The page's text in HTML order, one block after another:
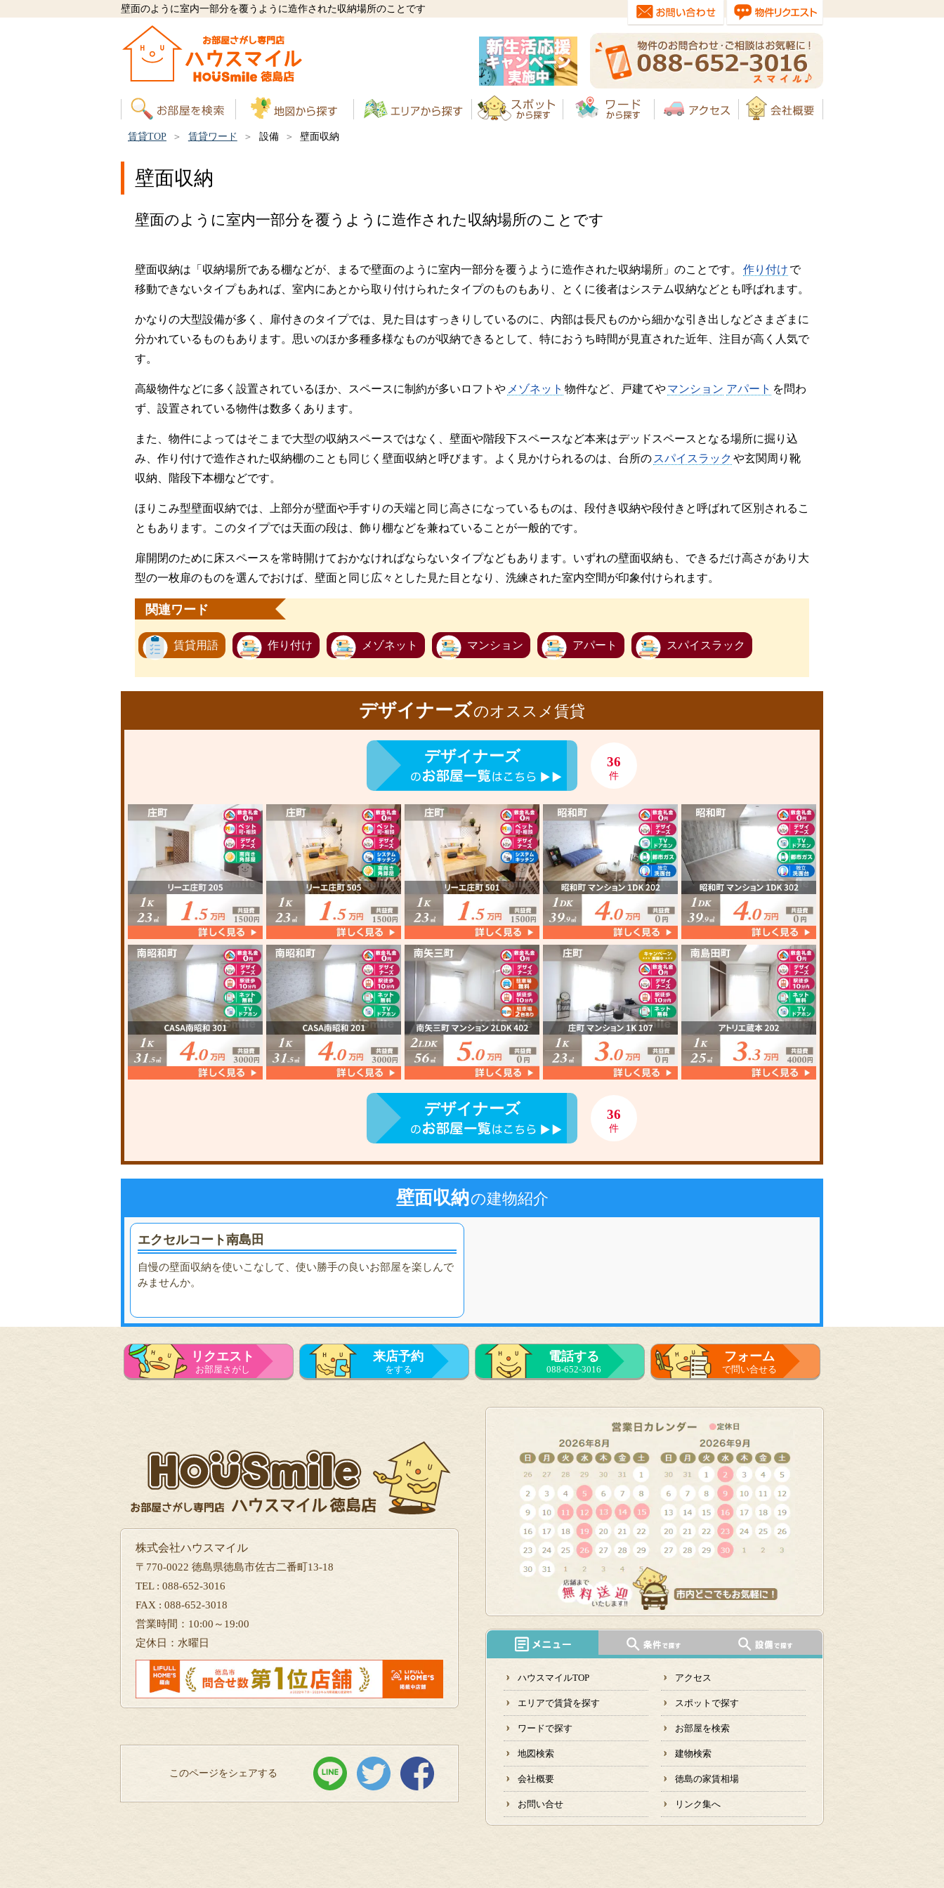
壁面のように室内一部分を覆うように造作された収納場所のことです
賃貸TOP 賃貸ワード 設備 壁面収納
壁面収納
壁面のように室内一部分を覆うように造作された収納場所のことです
壁面収納は「収納場所である棚などが、まるで壁面のように室内一部分を覆うように造作された収納場所」のことです。 作り付け で
移動できないタイプもあれば、室内にあとから取り付けられたタイプのものもあり、とくに後者はシステム収納などとも呼ばれます。
かなりの大型設備が多く、扉付きのタイプでは、見た目はすっきりしているのに、内部は長尺ものから細かな引き出しなどさまざまに
分かれているものもあります。思いのほか多種多様なものが収納できるとして、特におうち時間が見直された近年、注目が高く人気で
す。
高級物件などに多く設置されているほか、スペースに制約が多いロフトや メゾネット 物件など、戸建てやマンション アパート を問わ
ず、設置されている物件は数多くあります。
また、物件によってはそこまで大型の収納スペースではなく、壁面や階段下スペースなど本来はデッドスペースとなる場所に掘り込
み、作り付けで造作された収納棚のことも同じく壁面収納と呼びます。よく見かけられるのは、台所の スパイスラック や玄関周り靴
収納、階段下本棚などです。
ほりこみ型壁面収納では、上部分が壁面や手すりの天端と同じ高さになっているものは、段付き収納や段付きと呼ばれて区別されるこ
ともあります。このタイプでは天面の段は、飾り棚などを兼ねていることが一般的です。
扉開閉のために床スペースを常時開けておかなければならないタイプなどもあります。いずれの壁面収納も、できるだけ高さがあり大
型の一枚扉のものを選んでおけば、壁面と同じ広々とした見た目となり、洗練された室内空間が印象付けられます。
関連ワード
賃貸用語 作り付け メゾネット マンション アパート スパイスラック
デザイナーズのオススメ賃貸
デザイナーズ 36
件
デザイナーズ 36
件
壁面収納の建物紹介
エクセルコート南島田
自慢の壁面収納を使いこなして、使い勝手の良いお部屋を楽しんで
みませんか。
リクエスト
お部屋さがし
来店予約
をする
電話する
088-652-3016
フォーム
で問い合せる
株式会社ハウスマイル
〒770-0022 徳島県徳島市佐古二番町13-18
TEL : 088-652-3016
FAX : 088-652-3018
営業時間：10:00～19:00
定休日：水曜日
このページをシェアする
ハウスマイルTOP アクセス
エリアで賃貸を探す スポットで探す
ワードで探す お部屋を検索
地図検索 建物検索
会社概要 徳島の家賃相場
お問い合せ リンク集へ